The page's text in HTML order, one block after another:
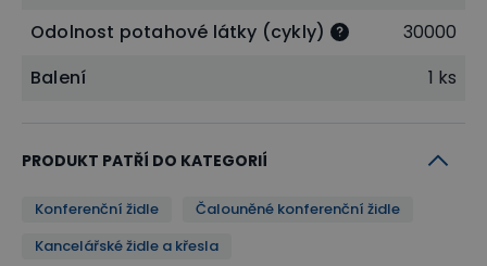
je pro vás důležitá jejich skladnost? Židle můžete
Stohovatelnost židlí vám usnadní skladování i úklid.
Odolnost potahové látky (cykly)
30000
Balení
1 ks
PRODUKT PATŘÍ DO KATEGORIÍ
Konferenční židle
Čalouněné konferenční židle
Kancelářské židle a křesla